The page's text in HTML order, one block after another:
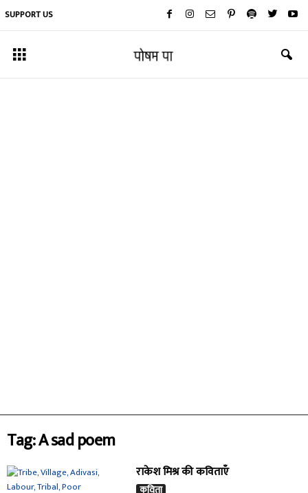
SUPPORT US
Tag: A sad poem
राकेश मिश्र की कविताएँ